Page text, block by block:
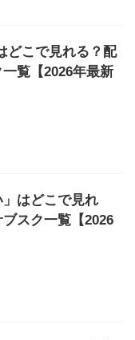
どこで見れる？配
覧【2026年最新
」はどこで見れ
スク一覧【2026